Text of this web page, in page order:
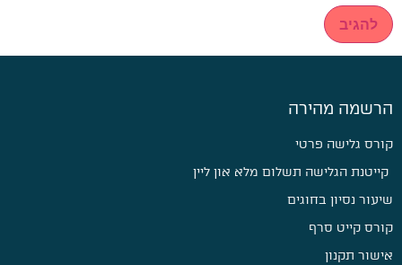
הרשמה מהירה
קורס גלישה פרטי
קייטנת הגלישה תשלום מלא און ליין
שיעור נסיון בחוגים
קורס קייט סרף
אישור תקנון